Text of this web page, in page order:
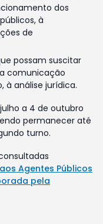
dos
à
de
possam suscitar
comunicação
à análise jurídica.
a 4 de outubro
permanecer até
turno.
Agentes Públicos
pela